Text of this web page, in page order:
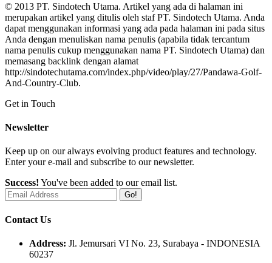
© 2013 PT. Sindotech Utama. Artikel yang ada di halaman ini
merupakan artikel yang ditulis oleh staf PT. Sindotech Utama. Anda
dapat menggunakan informasi yang ada pada halaman ini pada situs
Anda dengan menuliskan nama penulis (apabila tidak tercantum
nama penulis cukup menggunakan nama PT. Sindotech Utama) dan
memasang backlink dengan alamat
http://sindotechutama.com/index.php/video/play/27/Pandawa-Golf-
And-Country-Club.
Get in Touch
Newsletter
Keep up on our always evolving product features and technology.
Enter your e-mail and subscribe to our newsletter.
Success! You've been added to our email list.
Go!
Contact Us
Address: Jl. Jemursari VI No. 23, Surabaya - INDONESIA
60237